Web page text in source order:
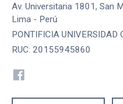
Av. Universitaria 1801, San
Lima - Perú
PONTIFICIA UNIVERSIDAD
RUC: 20155945860